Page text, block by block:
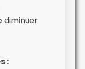
diminuer
: